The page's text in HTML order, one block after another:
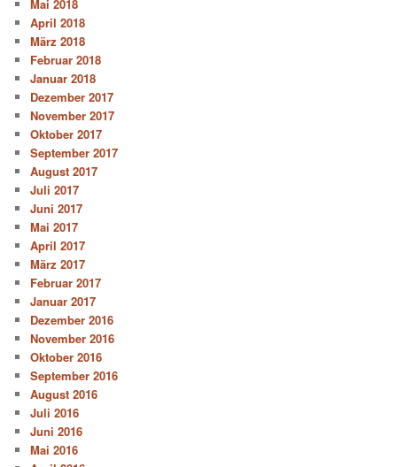
Mai 2018
April 2018
März 2018
Februar 2018
Januar 2018
Dezember 2017
November 2017
Oktober 2017
September 2017
August 2017
Juli 2017
Juni 2017
Mai 2017
April 2017
März 2017
Februar 2017
Januar 2017
Dezember 2016
November 2016
Oktober 2016
September 2016
August 2016
Juli 2016
Juni 2016
Mai 2016